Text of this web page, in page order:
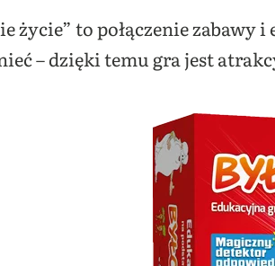
życie” to połączenie
– dzięki temu gra jest